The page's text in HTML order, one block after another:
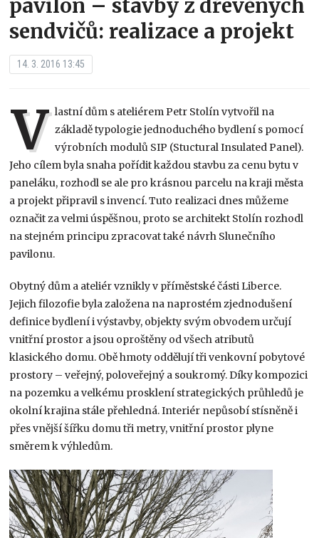
pavilon – stavby z dřevěných
sendvičů: realizace a projekt
14. 3. 2016 13:45
V lastní dům s ateliérem Petr Stolín vytvořil na
základě typologie jednoduchého bydlení s pomocí
výrobních modulů SIP (Stuctural Insulated Panel).
Jeho cílem byla snaha pořídit každou stavbu za cenu bytu v
paneláku, rozhodl se ale pro krásnou parcelu na kraji města
a projekt připravil s invencí. Tuto realizaci dnes můžeme
označit za velmi úspěšnou, proto se architekt Stolín rozhodl
na stejném principu zpracovat také návrh Slunečního
pavilonu.
Obytný dům a ateliér vznikly v příměstské části Liberce.
Jejich filozofie byla založena na naprostém zjednodušení
definice bydlení i výstavby, objekty svým obvodem určují
vnitřní prostor a jsou oproštěny od všech atributů
klasického domu. Obě hmoty oddělují tři venkovní pobytové
prostory – veřejný, poloveřejný a soukromý. Díky kompozici
na pozemku a velkému prosklení strategických průhledů je
okolní krajina stále přehledná. Interiér nepůsobí stísněně i
přes vnější šířku domu tři metry, vnitřní prostor plyne
směrem k výhledům.